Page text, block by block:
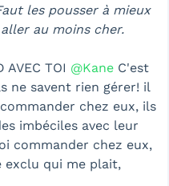
les pousser à mieux
au moins cher.
AVEC TOI @Kane C'est
ne savent rien gérer! il
chez eux, ils
imbéciles avec leur
commander chez eux,
exclu qui me plait,